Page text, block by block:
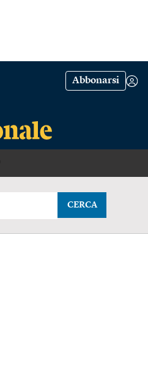
Abbonarsi
CERCA